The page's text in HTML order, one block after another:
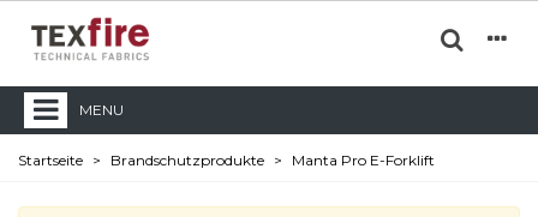
MENU
Startseite > Brandschutzprodukte > Manta Pro E-Forklift